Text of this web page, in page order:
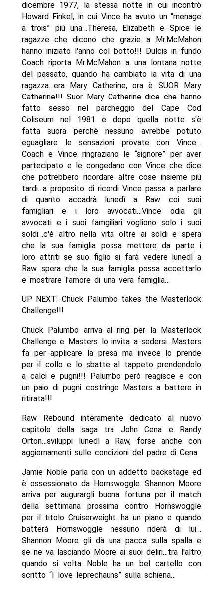
dicembre 1977, la stessa notte in cui incontrò
Howard Finkel, in cui Vince ha avuto un “menage
a trois” più una…Theresa, Elizabeth e Spice le
ragazze…che dicono che grazie a Mr.McMahon
hanno iniziato l'anno col botto!!! Dulcis in fundo
Coach riporta Mr.McMahon a una lontana notte
del passato, quando ha cambiato la vita di una
ragazza…era Mary Catherine, ora è SUOR Mary
Catherine!!! Suor Mary Catherine dice che hanno
fatto sesso nel parcheggio del Cape Cod
Coliseum nel 1981 e dopo quella notte s'è
fatta suora perchè nessuno avrebbe potuto
eguagliare le sensazioni provate con Vince…
Coach e Vince ringraziano le “signore” per aver
partecipato e le congedano con Vince che dice
che potrebbero ricordare altre cose insieme più
tardi…a proposito di ricordi Vince passa a parlare
di quanto accadrà lunedì a Raw coi suoi
famigliari e i loro avvocati…Vince odia gli
avvocati e i suoi famgiliari vogliono solo i suoi
soldi…c'è altro nella vita oltre ai soldi e spera
che la sua famiglia possa mettere da parte i
loro attriti se suo figlio si farà vedere lunedì a
Raw…spera che la sua famiglia possa accettarlo
e mostrare l'amore di una vera famiglia…
UP NEXT: Chuck Palumbo takes the Masterlock
Challenge!!!
Chuck Palumbo arriva al ring per la Masterlock
Challenge e Masters lo invita a sedersi…Masters
fa per applicare la presa ma invece lo prende
per il collo e lo sbatte al tappeto prendendolo
a calci e pugni!!! Palumbo però reagisce e con
un paio di pugni costringe Masters a battere in
ritirata!!!
Raw Rebound interamente dedicato al nuovo
capitolo della saga tra John Cena e Randy
Orton…sviluppi lunedì a Raw, forse anche con
aggiornamenti sulle condizioni del padre di Cena.
Jamie Noble parla con un addetto backstage ed
è ossessionato da Hornswoggle…Shannon Moore
arriva per augurargli buona fortuna per il match
della settimana prossima contro Hornswoggle
per il titolo Cruiserweight…ha un piano e quando
batterà Hornswoggle nessuno riderà di lui…
Shannon Moore gli dà una pacca sulla spalla e
se ne va lasciando Moore ai suoi deliri…tra l'altro
quando si volta Noble ha un bel cartello con
scritto “I love leprechauns” sulla schiena…